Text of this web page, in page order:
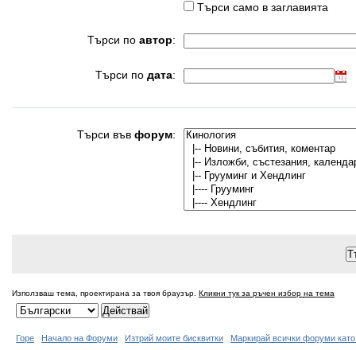
Търси само в заглавията
Търси по автор:
Търси по дата:
Търси във форум:
Използваш тема, проектирана за твоя браузър. Кликни тук за ръчен избор на тема
Горе Начало на Форуми Изтрий моите бисквитки
Маркирай всички форуми